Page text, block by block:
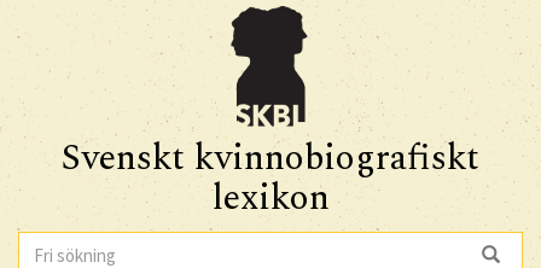
Svenskt kvinnobiografiskt
lexikon